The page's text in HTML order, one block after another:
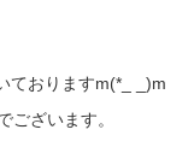
ておりますm(*_ _)m
ございます。